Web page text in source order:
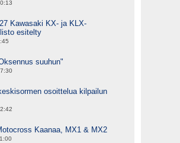
Kawasaki KX- ja KLX-
esitelty
suuhun"
osoittelua kilpailun
Kaanaa, MX1 & MX2